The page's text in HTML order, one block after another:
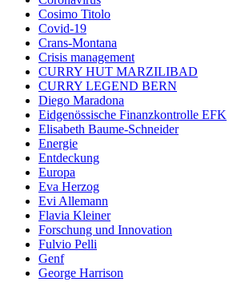
Cosimo Titolo
Covid-19
Crans-Montana
Crisis management
CURRY HUT MARZILIBAD
CURRY LEGEND BERN
Diego Maradona
Eidgenössische Finanzkontrolle EFK
Elisabeth Baume-Schneider
Energie
Entdeckung
Europa
Eva Herzog
Evi Allemann
Flavia Kleiner
Forschung und Innovation
Fulvio Pelli
Genf
George Harrison